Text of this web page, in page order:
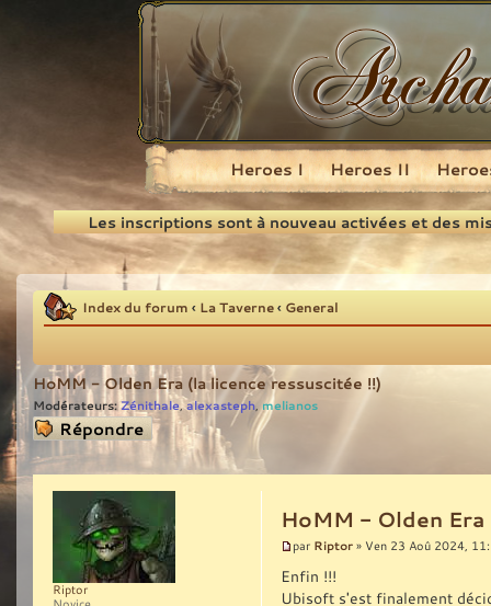
Recherche
Heroes I Heroes II
Les inscriptions sont à nouveau activées et des
Index du forum ‹ La Taverne‹ General
HoMM - Olden Era (la licence ressuscitée !!)
Modérateurs: Zénithale,alexasteph, melianos
Répondre
HoMM - Olden
par Riptor » Ven 23 Aoû 2024,
Enfin !!!
Ubisoft s'est finalement
Riptor